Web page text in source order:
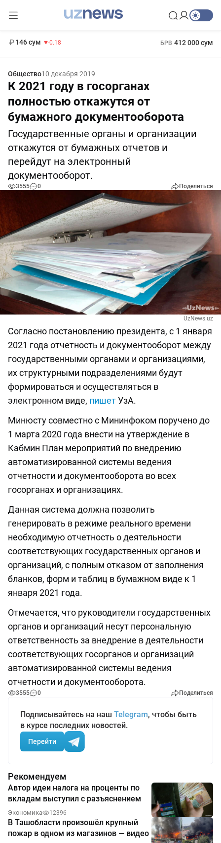
146 сум -0.18 БРВ 412 000 сум
Общество10 декабря 2019
К 2021 году в госорганах
полностью откажутся от
бумажного документооборота
Государственные органы и организации
откажутся от бумажных отчетов и
перейдут на электронный
документооборот.
3555 0 Поделиться
UzNews.uz
Согласно постановлению президента, с 1 января
2021 года отчетность и документооборот между
государственными органами и организациями,
их структурными подразделениями будут
формироваться и осуществляться в
электронном виде, пишетУзА.
Минюсту совместно с Мининфоком поручено до
1 марта 2020 года внести на утверждение в
Кабмин План мероприятий по внедрению
автоматизированной системы ведения
отчетности и документооборота во всех
госорганах и организациях.
Данная система должна позволить
генерировать в режиме реального времени
необходимую отчетность о деятельности
соответствующих государственных органов и
организаций, с полным отказом от заполнения
бланков, форм и таблиц в бумажном виде к 1
января 2021 года.
Отмечается, что руководители государственных
органов и организаций несут персональную
ответственность за внедрение в деятельности
соответствующих госорганов и организаций
автоматизированной системы ведения
отчетности и документооборота.
3555 0 Поделиться
Подписывайтесь на наш Telegram, чтобы быть
в курсе последних новостей.
Перейти
Рекомендуем
Автор идеи налога на проценты по
вкладам выступил с разъяснением
Экономика 12396
В Ташобласти произошёл крупный
пожар в одном из магазинов — видео